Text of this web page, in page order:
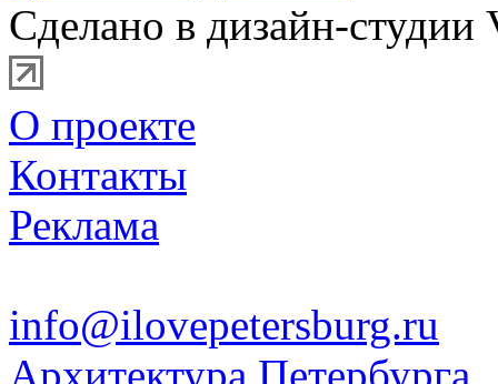
Сделано в дизайн-студии
О проекте
Контакты
Реклама
info@ilovepetersburg.ru